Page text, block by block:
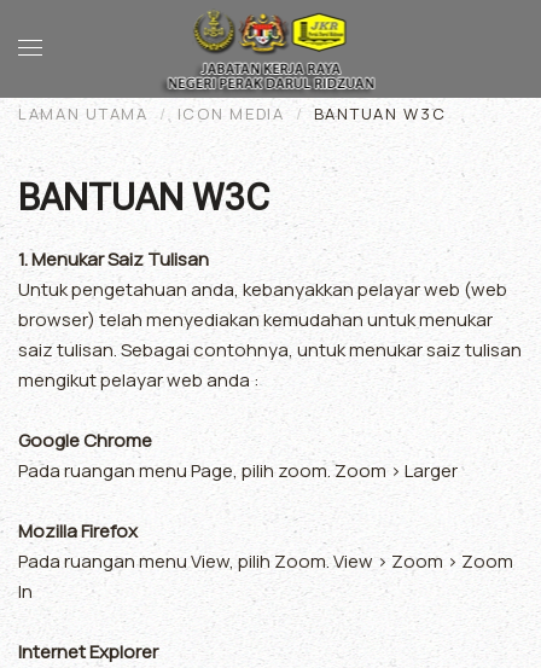
Skip to main content
LAMAN UTAMA ICON MEDIA BANTUAN W3C
BANTUAN W3C
1. Menukar Saiz Tulisan
Untuk pengetahuan anda, kebanyakkan pelayar web (web
browser) telah menyediakan kemudahan untuk menukar
saiz tulisan. Sebagai contohnya, untuk menukar saiz tulisan
mengikut pelayar web anda :
Google Chrome
Pada ruangan menu Page, pilih zoom. Zoom > Larger
Mozilla Firefox
Pada ruangan menu View, pilih Zoom. View > Zoom > Zoom
In
Internet Explorer